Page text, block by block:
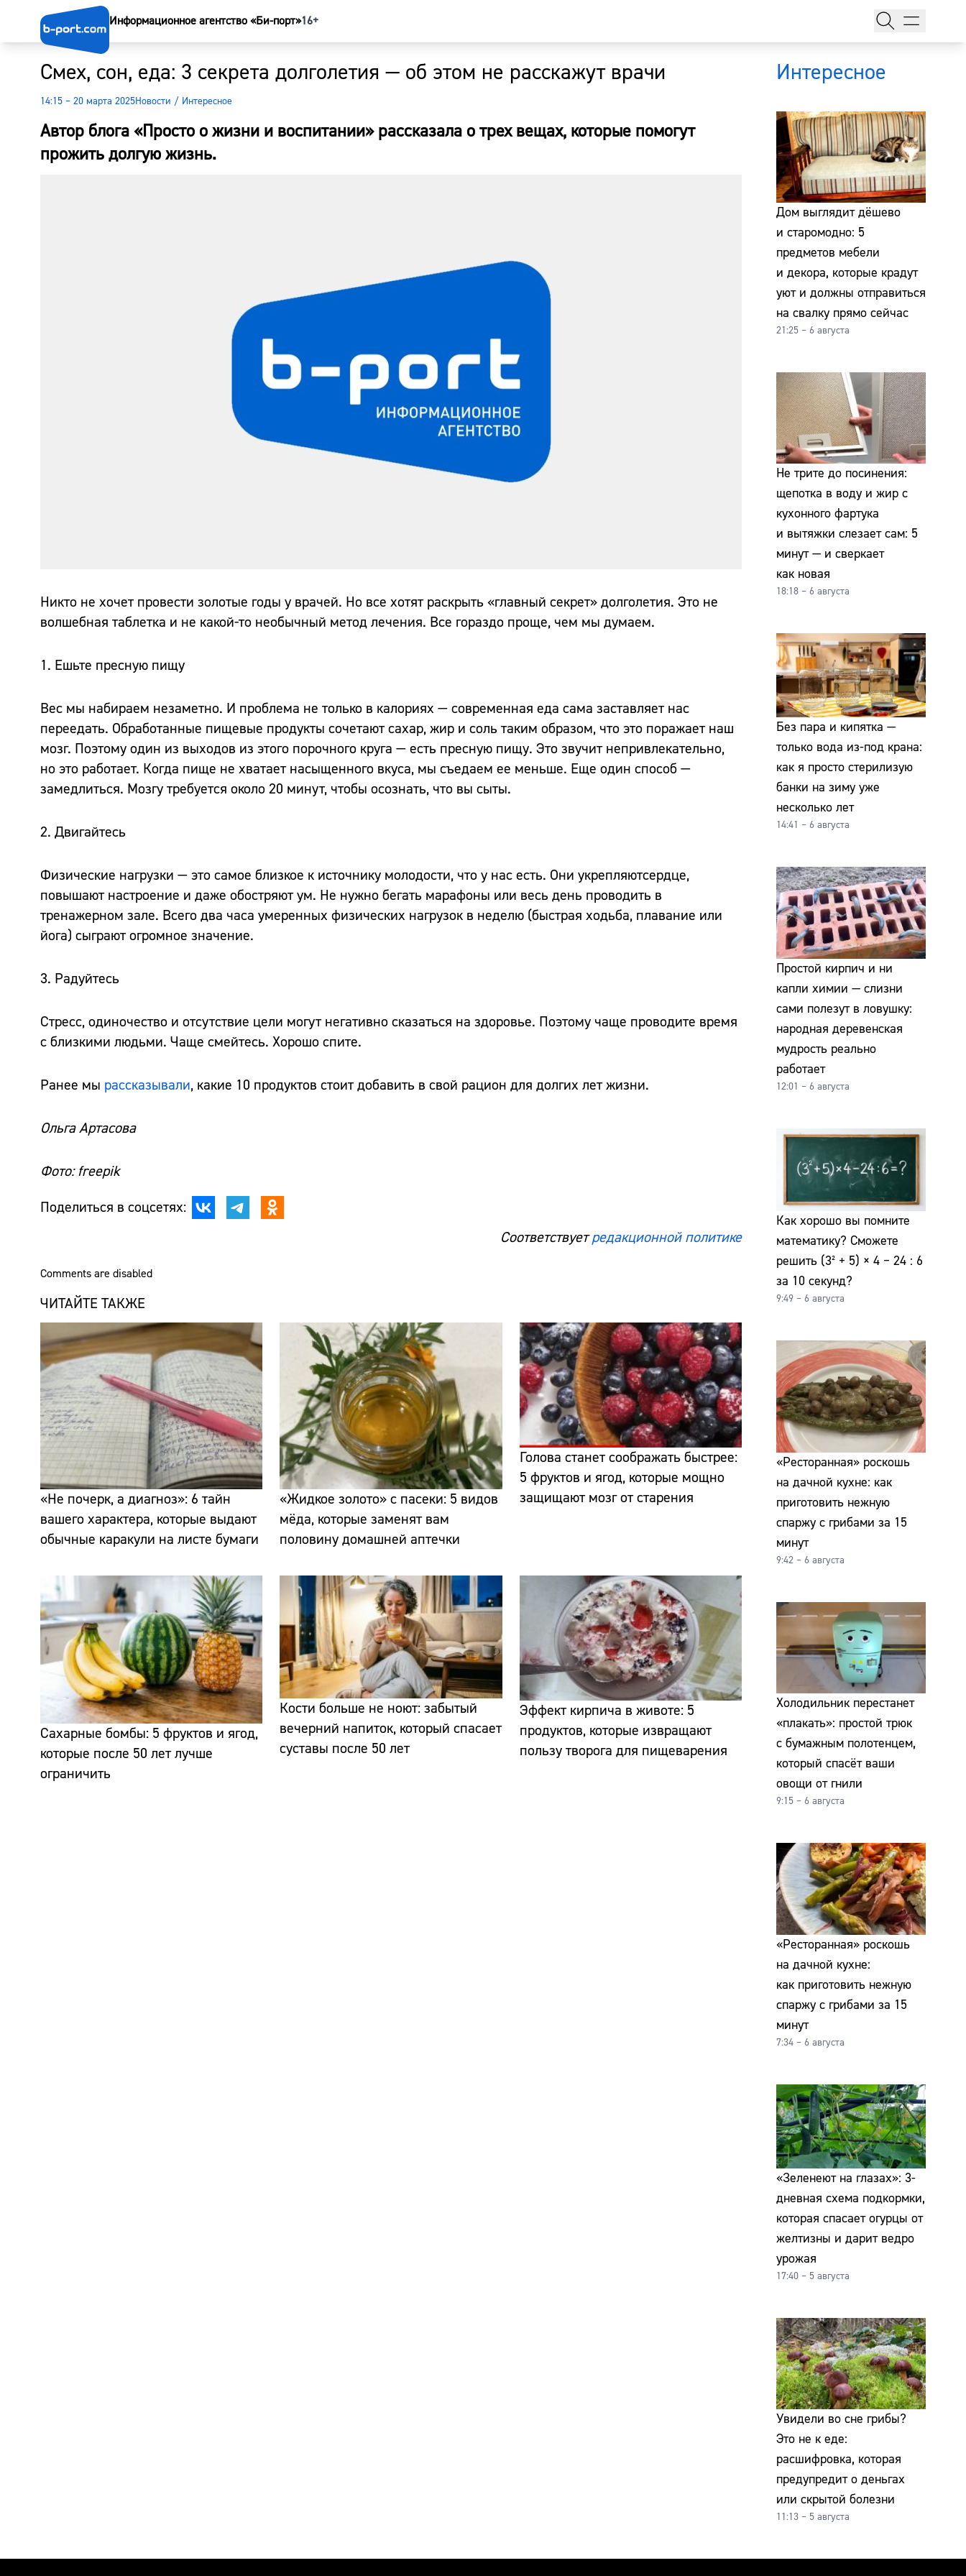
Информационное агентство «Би-порт»16+
Смех, сон, еда: 3 секрета долголетия — об этом не расскажут врачи
14:15 – 20 марта 2025Новости / Интересное
Автор блога «Просто о жизни и воспитании» рассказала о трех вещах, которые помогут
прожить долгую жизнь.
Никто не хочет провести золотые годы у врачей. Но все хотят раскрыть «главный секрет» долголетия. Это не
волшебная таблетка и не какой-то необычный метод лечения. Все гораздо проще, чем мы думаем.
1. Ешьте пресную пищу
Вес мы набираем незаметно. И проблема не только в калориях — современная еда сама заставляет нас
переедать. Обработанные пищевые продукты сочетают сахар, жир и соль таким образом, что это поражает наш
мозг. Поэтому один из выходов из этого порочного круга — есть пресную пищу. Это звучит непривлекательно,
но это работает. Когда пище не хватает насыщенного вкуса, мы съедаем ее меньше. Еще один способ —
замедлиться. Мозгу требуется около 20 минут, чтобы осознать, что вы сыты.
2. Двигайтесь
Физические нагрузки — это самое близкое к источнику молодости, что у нас есть. Они укрепляютсердце,
повышают настроение и даже обостряют ум. Не нужно бегать марафоны или весь день проводить в
тренажерном зале. Всего два часа умеренных физических нагрузок в неделю (быстрая ходьба, плавание или
йога) сыграют огромное значение.
3. Радуйтесь
Стресс, одиночество и отсутствие цели могут негативно сказаться на здоровье. Поэтому чаще проводите время
с близкими людьми. Чаще смейтесь. Хорошо спите.
Ранее мы рассказывали, какие 10 продуктов стоит добавить в свой рацион для долгих лет жизни.
Ольга Артасова
Фото: freepik
Поделиться в соцсетях:
Соответствуетредакционной политике
Comments are disabled
ЧИТАЙТЕ ТАКЖЕ
«Не почерк, а диагноз»: 6 тайн
вашего характера, которые выдают
обычные каракули на листе бумаги
«Жидкое золото» с пасеки: 5 видов
мёда, которые заменят вам
половину домашней аптечки
Голова станет соображать быстрее:
5 фруктов и ягод, которые мощно
защищают мозг от старения
Сахарные бомбы: 5 фруктов и ягод,
которые после 50 лет лучше
ограничить
Кости больше не ноют: забытый
вечерний напиток, который спасает
суставы после 50 лет
Эффект кирпича в животе: 5
продуктов, которые извращают
пользу творога для пищеварения
Интересное
Дом выглядит дёшево
и старомодно: 5
предметов мебели
и декора, которые крадут
уют и должны отправиться
на свалку прямо сейчас
21:25 – 6 августа
Не трите до посинения:
щепотка в воду и жир с
кухонного фартука
и вытяжки слезает сам: 5
минут — и сверкает
как новая
18:18 – 6 августа
Без пара и кипятка —
только вода из-под крана:
как я просто стерилизую
банки на зиму уже
несколько лет
14:41 – 6 августа
Простой кирпич и ни
капли химии — слизни
сами полезут в ловушку:
народная деревенская
мудрость реально
работает
12:01 – 6 августа
Как хорошо вы помните
математику? Сможете
решить (3² + 5) × 4 − 24 : 6
за 10 секунд?
9:49 – 6 августа
«Ресторанная» роскошь
на дачной кухне: как
приготовить нежную
спаржу с грибами за 15
минут
9:42 – 6 августа
Холодильник перестанет
«плакать»: простой трюк
с бумажным полотенцем,
который спасёт ваши
овощи от гнили
9:15 – 6 августа
«Ресторанная» роскошь
на дачной кухне:
как приготовить нежную
спаржу с грибами за 15
минут
7:34 – 6 августа
«Зеленеют на глазах»: 3-
дневная схема подкормки,
которая спасает огурцы от
желтизны и дарит ведро
урожая
17:40 – 5 августа
Увидели во сне грибы?
Это не к еде:
расшифровка, которая
предупредит о деньгах
или скрытой болезни
11:13 – 5 августа
Главная
Новости
Курсы валют
Сайт:
Адрес:
Телефон: